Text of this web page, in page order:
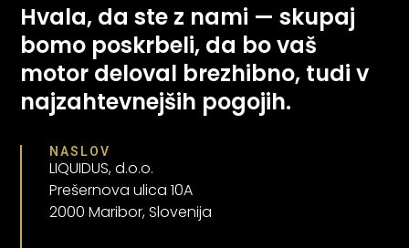
Hvala, da ste z nami — skupaj
bomo poskrbeli, da bo vaš
motor deloval brezhibno, tudi v
najzahtevnejših pogojih.
NASLOV
LIQUIDUS, d.o.o.
Prešernova ulica 10A
2000 Maribor, Slovenija